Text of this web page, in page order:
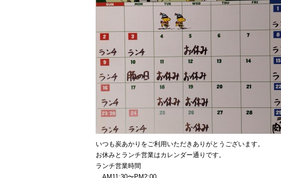
いつも炭あかりをご利用いただきありがとうございます。
お休みとランチ営業はカレンダー通りです。
ランチ営業時間